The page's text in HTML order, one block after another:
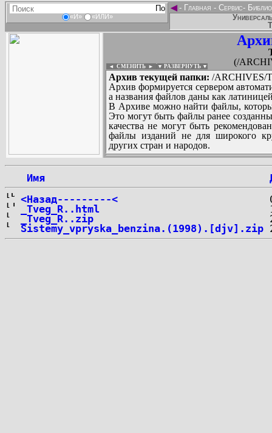
«И» «ИЛИ»
◄- Главная - Сервис-
(/
◄ СМЕНИТЬ ► ▼ РАЗВЕРНУТЬ ▼
Архив текущей папки: /ARCHIVES/
Архив формируется сервером
а названия файлов даны как
В Архиве можно найти файлы,
Это могут быть файлы ранее
качества не могут быть
файлы изданий не для широкого
других стран и народов.
Имя
<Назад---------<
_Tveg_R..html
_Tveg_R..zip
Sistemy_vpryska_benzina.(1998).[djv].zip